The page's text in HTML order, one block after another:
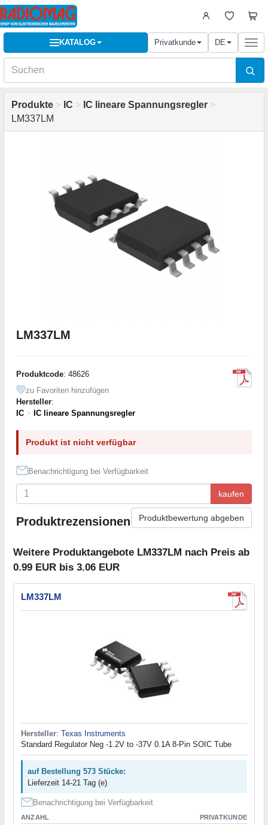
KATALOG Privatkunde DE
Produkte > IC > IC lineare Spannungsregler >
LM337LM
LM337LM
Produktcode: 48626
zu Favoriten hinzufügen
Hersteller:
IC > IC lineare Spannungsregler
Produkt ist nicht verfügbar
Benachrichtigung bei Verfügbarkeit
kaufen
Produktrezensionen Produktbewertung abgeben
Weitere Produktangebote LM337LM nach Preis ab
0.99 EUR bis 3.06 EUR
LM337LM
Hersteller: Texas Instruments
Standard Regulator Neg -1.2V to -37V 0.1A 8-Pin SOIC Tube
auf Bestellung 573 Stücke:
Lieferzeit 14-21 Tag (e)
Benachrichtigung bei Verfügbarkeit
ANZAHL PRIVATKUNDE